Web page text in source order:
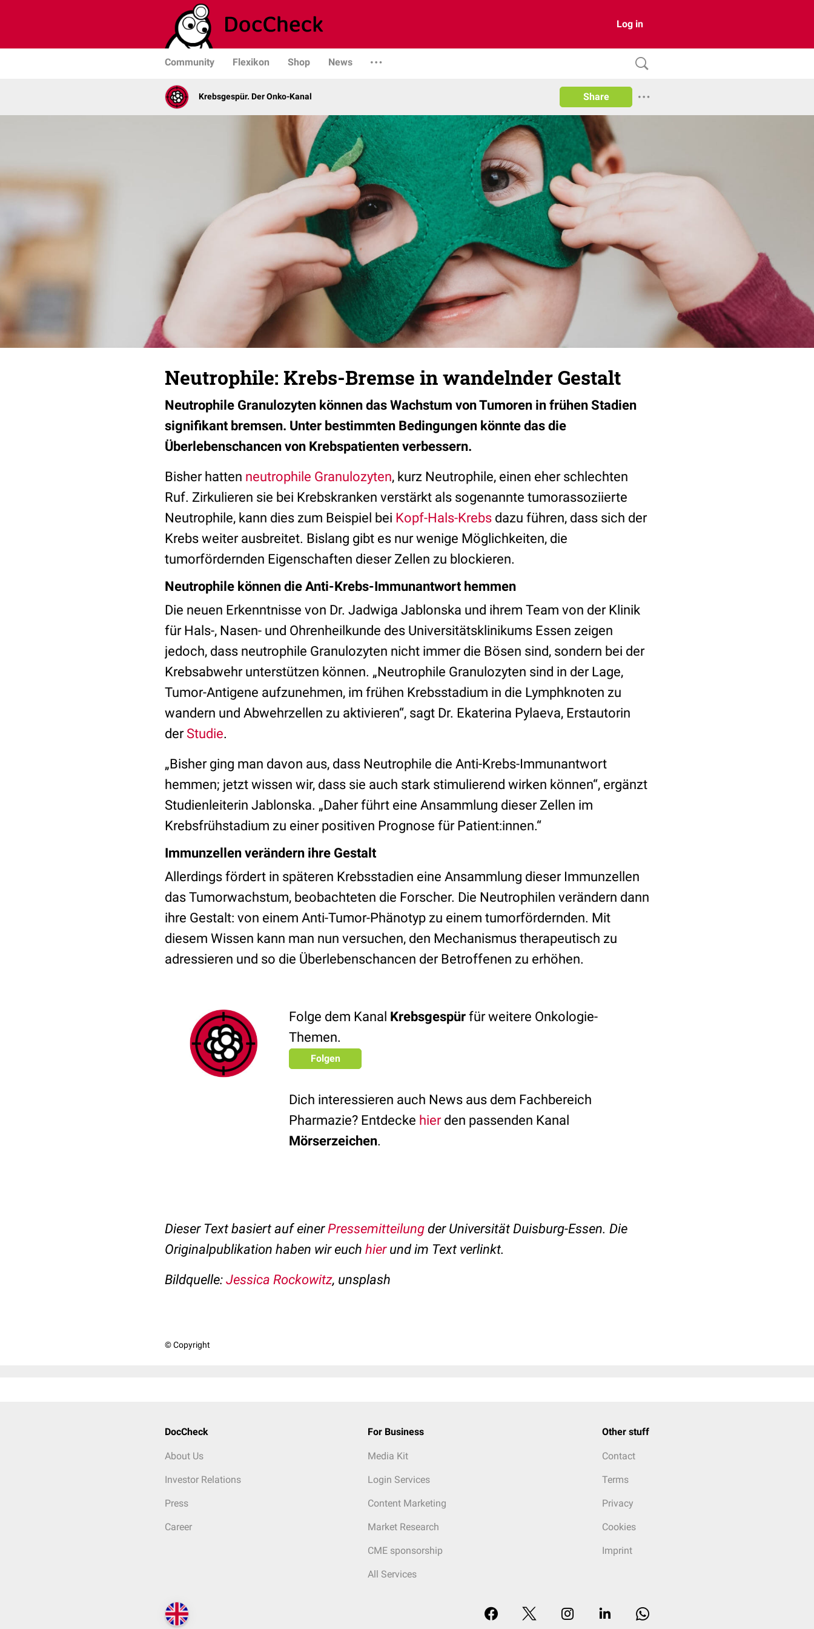
Log in
Community Flexikon Shop News
Krebsgespür. Der Onko-Kanal Share
Neutrophile: Krebs-Bremse in wandelnder Gestalt
Neutrophile Granulozyten können das Wachstum von Tumoren in frühen Stadien
signifikant bremsen. Unter bestimmten Bedingungen könnte das die
Überlebenschancen von Krebspatienten verbessern.
Bisher hatten neutrophile Granulozyten, kurz Neutrophile, einen eher schlechten
Ruf. Zirkulieren sie bei Krebskranken verstärkt als sogenannte tumorassoziierte
Neutrophile, kann dies zum Beispiel bei Kopf-Hals-Krebs dazu führen, dass sich der
Krebs weiter ausbreitet. Bislang gibt es nur wenige Möglichkeiten, die
tumorfördernden Eigenschaften dieser Zellen zu blockieren.
Neutrophile können die Anti-Krebs-Immunantwort hemmen
Die neuen Erkenntnisse von Dr. Jadwiga Jablonska und ihrem Team von der Klinik
für Hals-, Nasen- und Ohrenheilkunde des Universitätsklinikums Essen zeigen
jedoch, dass neutrophile Granulozyten nicht immer die Bösen sind, sondern bei der
Krebsabwehr unterstützen können. „Neutrophile Granulozyten sind in der Lage,
Tumor-Antigene aufzunehmen, im frühen Krebsstadium in die Lymphknoten zu
wandern und Abwehrzellen zu aktivieren“, sagt Dr. Ekaterina Pylaeva, Erstautorin
der Studie.
„Bisher ging man davon aus, dass Neutrophile die Anti-Krebs-Immunantwort
hemmen; jetzt wissen wir, dass sie auch stark stimulierend wirken können“, ergänzt
Studienleiterin Jablonska. „Daher führt eine Ansammlung dieser Zellen im
Krebsfrühstadium zu einer positiven Prognose für Patient:innen.“
Immunzellen verändern ihre Gestalt
Allerdings fördert in späteren Krebsstadien eine Ansammlung dieser Immunzellen
das Tumorwachstum, beobachteten die Forscher. Die Neutrophilen verändern dann
ihre Gestalt: von einem Anti-Tumor-Phänotyp zu einem tumorfördernden. Mit
diesem Wissen kann man nun versuchen, den Mechanismus therapeutisch zu
adressieren und so die Überlebenschancen der Betroffenen zu erhöhen.
Folge dem Kanal Krebsgespür für weitere Onkologie-
Themen.
Folgen
Dich interessieren auch News aus dem Fachbereich
Pharmazie? Entdecke hierden passenden Kanal
Mörserzeichen.
Dieser Text basiert auf einerPressemitteilung der Universität Duisburg-Essen. Die
Originalpublikation haben wir euch hierund im Text verlinkt.
Bildquelle: Jessica Rockowitz, unsplash
© Copyright
DocCheck
About Us
Investor Relations
Press
Career
For Business
Media Kit
Login Services
Content Marketing
Market Research
CME sponsorship
All Services
Other stuff
Contact
Terms
Privacy
Cookies
Imprint